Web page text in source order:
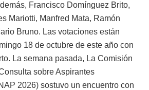
Francisco Domínguez Brito,
Mariotti, Manfred Mata, Ramón
Bruno. Las votaciones están
18 de octubre de este año con
La semana pasada, La Comisión
sobre Aspirantes
2026) sostuvo un encuentro con